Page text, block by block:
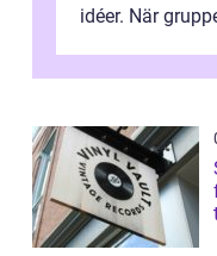
idéer. När